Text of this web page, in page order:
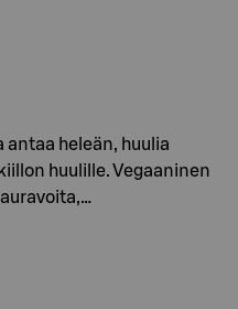
antaa heleän, huulia
huulille. Vegaaninen